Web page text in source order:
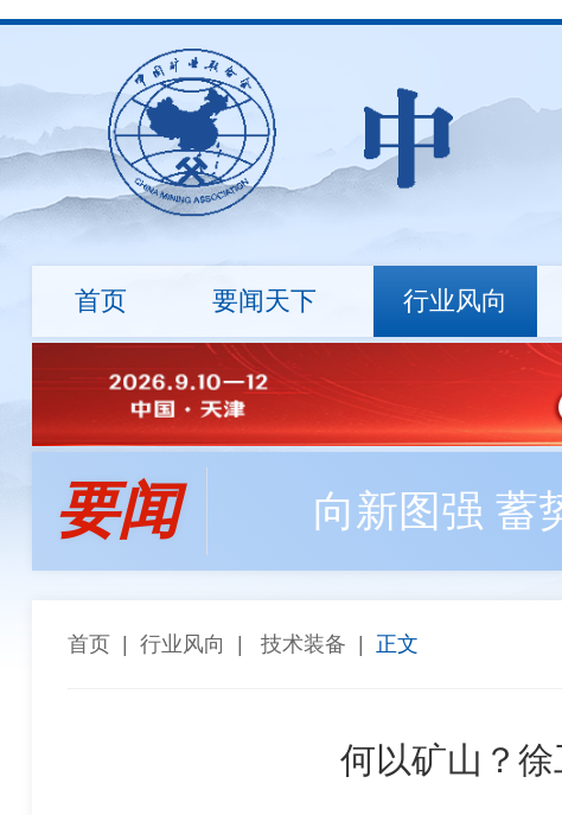
首页 要闻天下 行业风向
会长
程利伟
负责人
程利伟 王永才 王炯辉 王蕾
刘 钦 刘炳宇 邹玮
李全生 陈长宏 陈景河
张斗群 王乐译 唐 社 董建雄
行业资讯 国际动态
地勘诚信 标准建设
会员资讯
探矿工程所自主研发数字岩心钻机，最大钻进深
中国矿业大学筹建战略矿产资源学院
希尔威参股企业实现厄瓜多尔金铜矿勘探重大突破
要闻 向新图强 蓄
首页 行业风向 技术装备 正文
何以矿山？徐